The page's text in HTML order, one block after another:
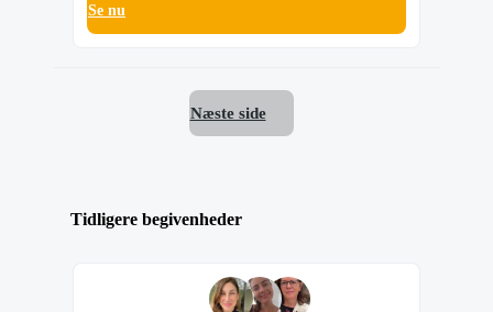
Se nu
Næste side
Tidligere begivenheder